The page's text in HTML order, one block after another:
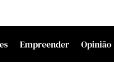
Empreender Opinião